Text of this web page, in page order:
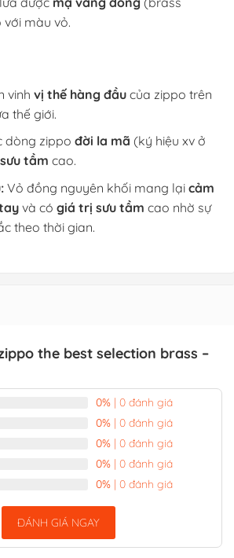
với màu vỏ.
vinh vị thế hàng đầucủa zippo trên
thế giới.
dòng zippo đời la mã (ký hiệu xv ở
tầm cao.
Vỏ đồng nguyên khối mang lại cảm
và có giá trị sưu tầm cao nhờ sự
theo thời gian.
the best selection brass –
0% | 0 đánh giá
0% | 0 đánh giá
0% | 0 đánh giá
0% | 0 đánh giá
0% | 0 đánh giá
ĐÁNH GIÁ NGAY